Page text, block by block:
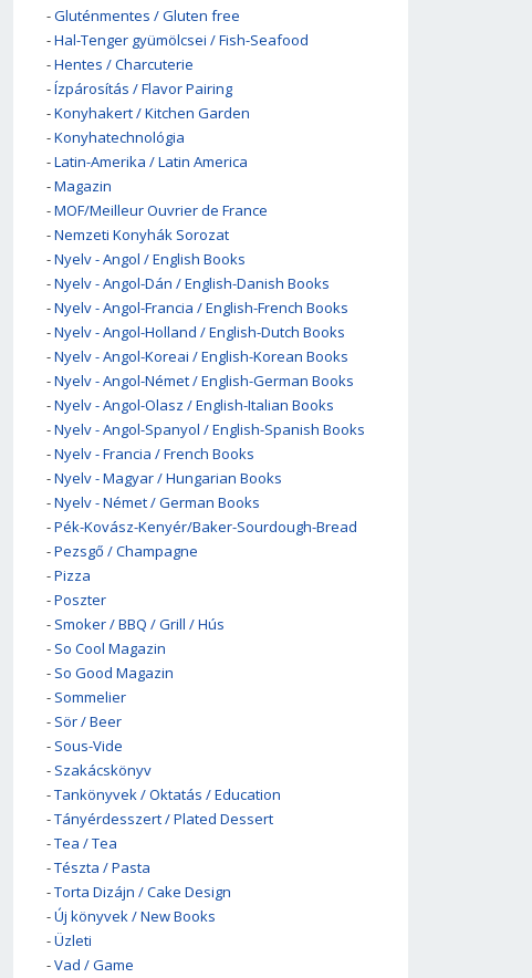
-Gluténmentes / Gluten free
-Hal-Tenger gyümölcsei / Fish-Seafood
-Hentes / Charcuterie
-Ízpárosítás / Flavor Pairing
-Konyhakert / Kitchen Garden
-Konyhatechnológia
-Latin-Amerika / Latin America
-Magazin
-MOF/Meilleur Ouvrier de France
-Nemzeti Konyhák Sorozat
-Nyelv - Angol / English Books
-Nyelv - Angol-Dán / English-Danish Books
-Nyelv - Angol-Francia / English-French Books
-Nyelv - Angol-Holland / English-Dutch Books
-Nyelv - Angol-Koreai / English-Korean Books
-Nyelv - Angol-Német / English-German Books
-Nyelv - Angol-Olasz / English-Italian Books
-Nyelv - Angol-Spanyol / English-Spanish Books
-Nyelv - Francia / French Books
-Nyelv - Magyar / Hungarian Books
-Nyelv - Német / German Books
-Pék-Kovász-Kenyér/Baker-Sourdough-Bread
-Pezsgő / Champagne
-Pizza
-Poszter
- Smoker / BBQ / Grill / Hús
- So Cool Magazin
- So Good Magazin
- Sommelier
- Sör / Beer
- Sous-Vide
- Szakácskönyv
-Tankönyvek / Oktatás / Education
-Tányérdesszert / Plated Dessert
-Tea / Tea
-Tészta / Pasta
-Torta Dizájn / Cake Design
-Új könyvek / New Books
-Üzleti
-Vad / Game